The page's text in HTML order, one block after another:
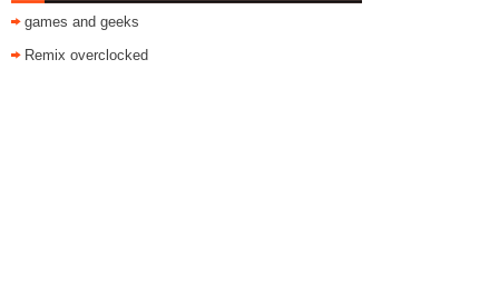
games and geeks
Remix overclocked